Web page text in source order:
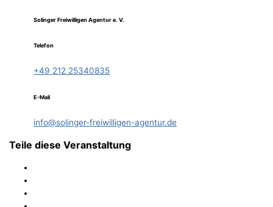
Solinger Freiwilligen Agentur e. V.
Telefon
+49 212 25340835
E-Mail
info@solinger-freiwilligen-agentur.de
Teile diese Veranstaltung